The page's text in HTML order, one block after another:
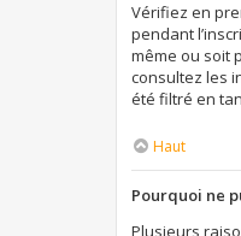
Vérifiez en
pendant
même ou soit
consultez les
été filtré en
Haut
Pourquoi ne
Plusieurs